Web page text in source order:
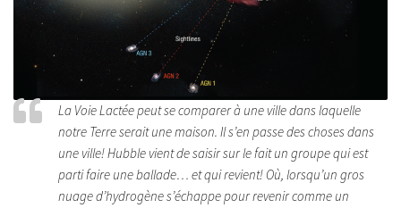
La Voie Lactée peut se comparer à une ville dans laquelle
notre Terre serait une maison. Il s’en passe des choses dans
une ville! Hubble vient de saisir sur le fait un groupe qui est
parti faire une ballade… et qui revient! Où, lorsqu’un gros
nuage d’hydrogène s’échappe pour revenir comme un